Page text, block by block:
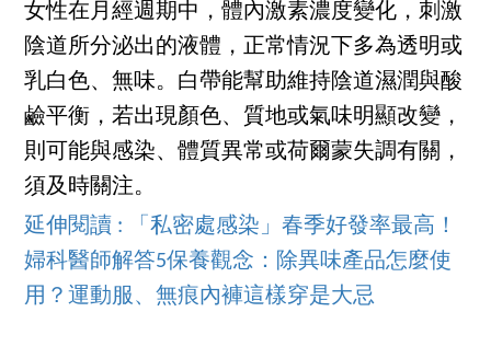
女性在月經週期中，體內激素濃度變化，刺激
陰道所分泌出的液體，正常情況下多為透明或
乳白色、無味。白帶能幫助維持陰道濕潤與酸
鹼平衡，若出現顏色、質地或氣味明顯改變，
則可能與感染、體質異常或荷爾蒙失調有關，
須及時關注。
延伸閱讀 : 「私密處感染」春季好發率最高！
婦科醫師解答5保養觀念：除異味產品怎麼使
用？運動服、無痕內褲這樣穿是大忌